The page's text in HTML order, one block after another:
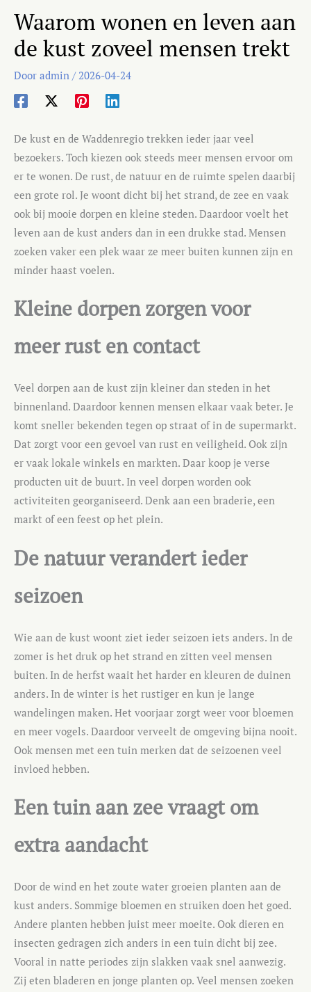
Waarom wonen en leven aan
de kust zoveel mensen trekt
Door admin /2026-04-24
De kust en de Waddenregio trekken ieder jaar veel
bezoekers. Toch kiezen ook steeds meer mensen ervoor om
er te wonen. De rust, de natuur en de ruimte spelen daarbij
een grote rol. Je woont dicht bij het strand, de zee en vaak
ook bij mooie dorpen en kleine steden. Daardoor voelt het
leven aan de kust anders dan in een drukke stad. Mensen
zoeken vaker een plek waar ze meer buiten kunnen zijn en
minder haast voelen.
Kleine dorpen zorgen voor
meer rust en contact
Veel dorpen aan de kust zijn kleiner dan steden in het
binnenland. Daardoor kennen mensen elkaar vaak beter. Je
komt sneller bekenden tegen op straat of in de supermarkt.
Dat zorgt voor een gevoel van rust en veiligheid. Ook zijn
er vaak lokale winkels en markten. Daar koop je verse
producten uit de buurt. In veel dorpen worden ook
activiteiten georganiseerd. Denk aan een braderie, een
markt of een feest op het plein.
De natuur verandert ieder
seizoen
Wie aan de kust woont ziet ieder seizoen iets anders. In de
zomer is het druk op het strand en zitten veel mensen
buiten. In de herfst waait het harder en kleuren de duinen
anders. In de winter is het rustiger en kun je lange
wandelingen maken. Het voorjaar zorgt weer voor bloemen
en meer vogels. Daardoor verveelt de omgeving bijna nooit.
Ook mensen met een tuin merken dat de seizoenen veel
invloed hebben.
Een tuin aan zee vraagt om
extra aandacht
Door de wind en het zoute water groeien planten aan de
kust anders. Sommige bloemen en struiken doen het goed.
Andere planten hebben juist meer moeite. Ook dieren en
insecten gedragen zich anders in een tuin dicht bij zee.
Vooral in natte periodes zijn slakken vaak snel aanwezig.
Zij eten bladeren en jonge planten op. Veel mensen zoeken